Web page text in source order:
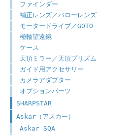
ファインダー
補正レンズ／バローレンズ
モータードライブ／GOTO
極軸望遠鏡
ケース
天頂ミラー／天頂プリズム
ガイド用アクセサリー
カメラアダプター
オプションパーツ
SHARPSTAR
Askar（アスカー）
Askar SQA